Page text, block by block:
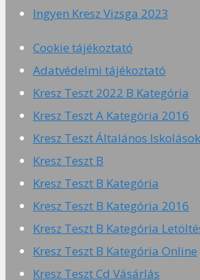
Ingyen Kresz Vizsga 2023
Cookie tájékoztató
Adatvédelmi tájékoztató
Kresz Teszt 2022 B Kategória
Kresz Teszt A Kategória 2016
Kresz Teszt Általános
Kresz Teszt B
Kresz Teszt B Kategória
Kresz Teszt B Kategória 2016
Kresz Teszt B Kategória
Kresz Teszt B Kategória Online
Kresz Teszt Cd Vásárlás